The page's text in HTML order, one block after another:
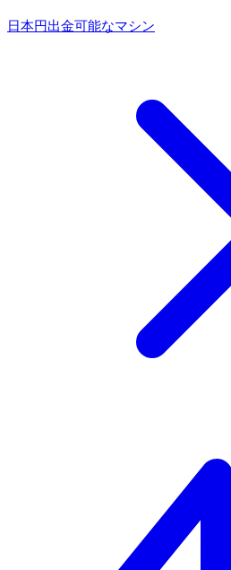
日本円出金可能なマシン